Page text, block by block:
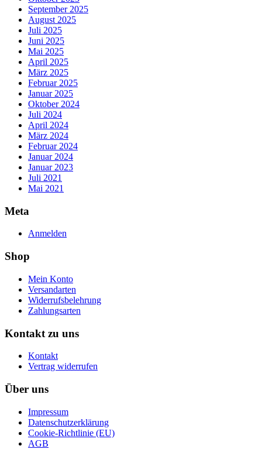
September 2025
August 2025
Juli 2025
Juni 2025
Mai 2025
April 2025
März 2025
Februar 2025
Januar 2025
Oktober 2024
Juli 2024
April 2024
März 2024
Februar 2024
Januar 2024
Januar 2023
Juli 2021
Mai 2021
Meta
Anmelden
Shop
Mein Konto
Versandarten
Widerrufsbelehrung
Zahlungsarten
Kontakt zu uns
Kontakt
Vertrag widerrufen
Über uns
Impressum
Datenschutzerklärung
Cookie-Richtlinie (EU)
AGB